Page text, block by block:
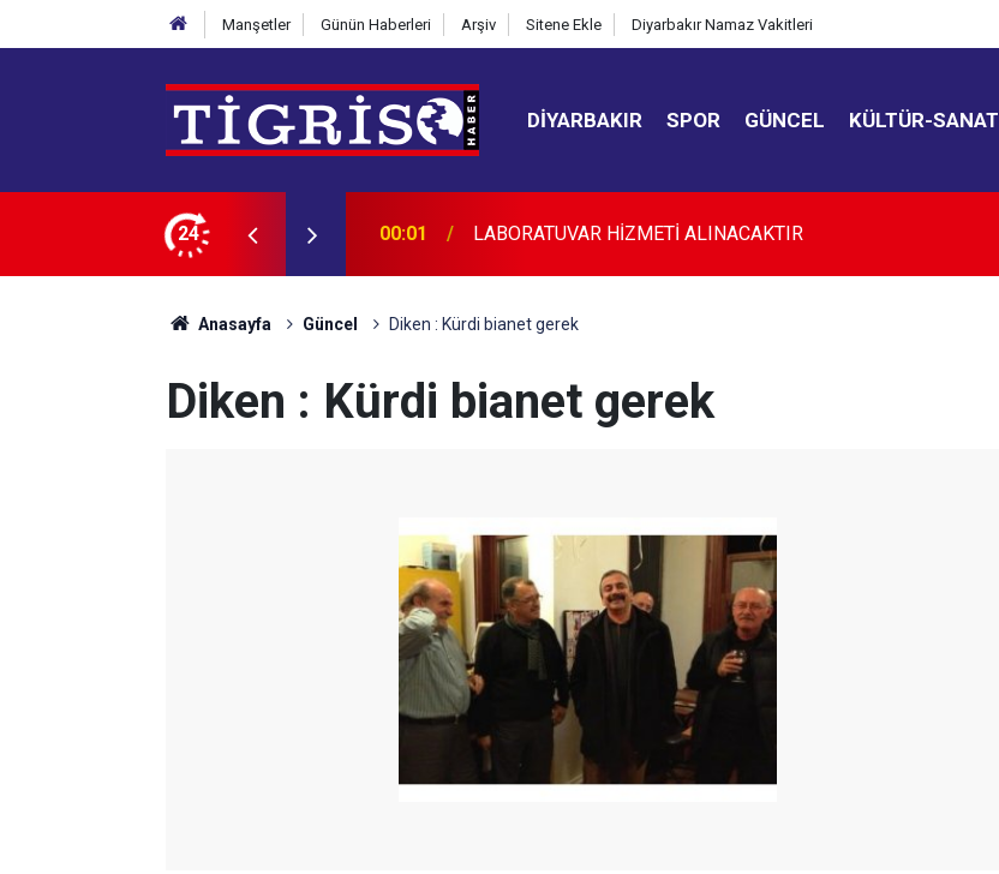
Manşetler Günün Haberleri Arşiv Sitene Ekle Diyarbakır Namaz Vakitleri
DIYARBAKIR SPOR GÜNCEL KÜLTÜR-SANAT
24 23:45 Diyarbakır’da düğün salonunda kavga: 5 yaralı
Anasayfa Güncel Diken : Kürdi bianet gerek
Diken : Kürdi bianet gerek